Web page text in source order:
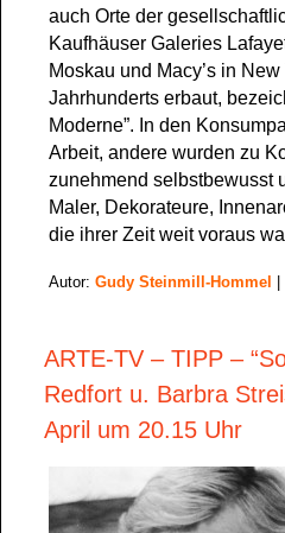
auch Orte der
Kaufhäuser Galeries
Moskau und Macy’s in
Jahrhunderts erbaut,
Moderne”. In den
Arbeit, andere wurden zu
zunehmend selbstbewusst
Maler, Dekorateure,
die ihrer Zeit weit voraus
Autor: Gudy Steinmill-Hommel
ARTE-TV – TIPP –
Redfort u. Barbra
April um 20.15 Uhr